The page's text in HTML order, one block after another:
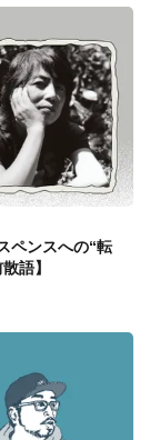
ペンスへの“転
語】